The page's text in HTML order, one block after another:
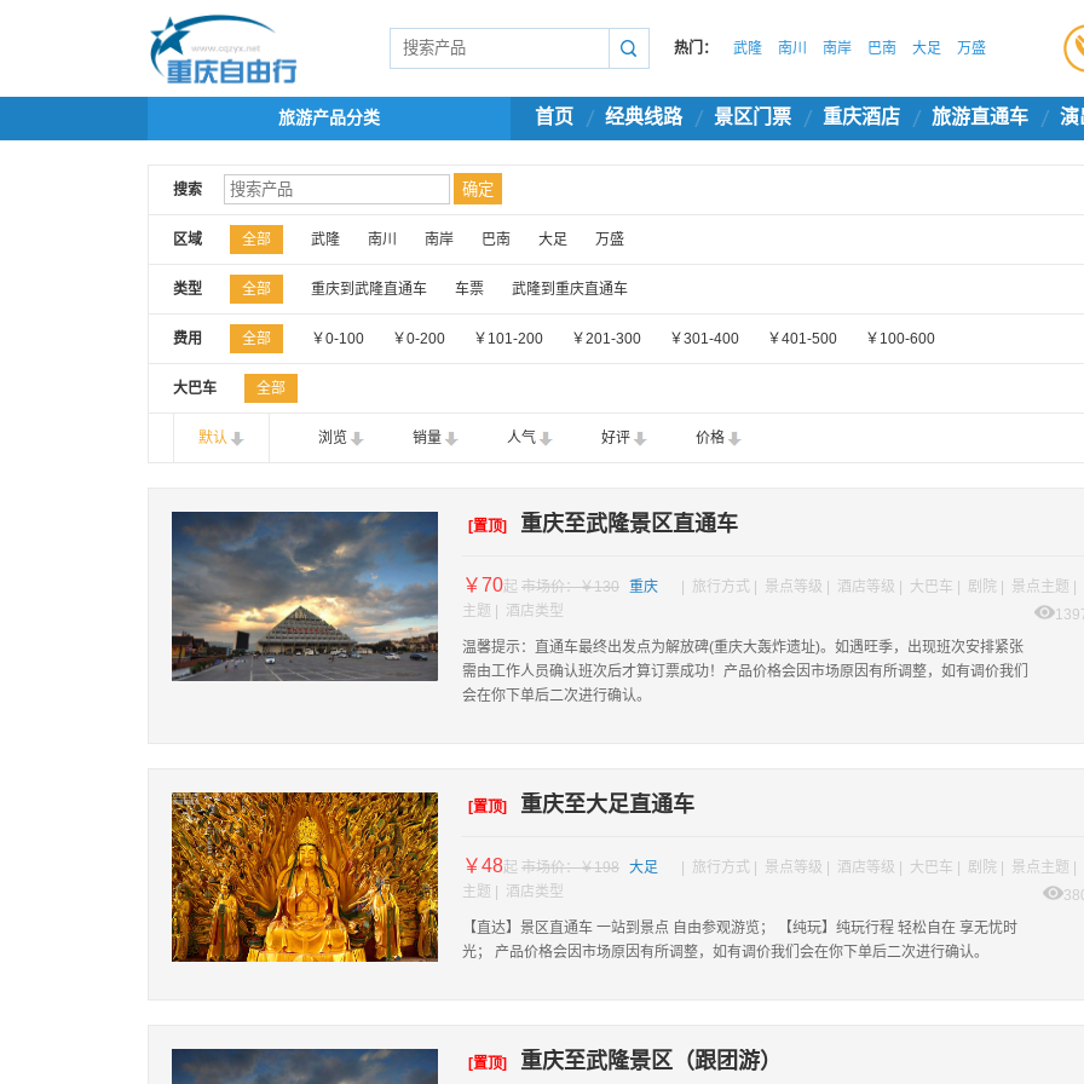
热门： 武隆 南川 南岸 巴南 大足 万盛
旅游产品分类 首页 经典线路 景区门票 重庆酒店 旅游直通车 演
搜索
区域 全部 武隆 南川 南岸 巴南 大足 万盛
类型 全部 重庆到武隆直通车 车票 武隆到重庆直通车
费用 全部 ￥0-100 ￥0-200 ￥101-200 ￥201-300 ￥301-400 ￥401-500 ￥100-600
大巴车 全部
默认 浏览 销量 人气 好评 价格
[置顶] 重庆至武隆景区直通车
￥70起 市场价：￥130 重庆
| 旅行方式 | 景点等级 | 酒店等级 | 大巴车 | 剧院 | 景点主题 |
主题 | 酒店类型
温馨提示：直通车最终出发点为解放碑(重庆大轰炸遗址)。如遇旺季，出现班次安排紧张
需由工作人员确认班次后才算订票成功！产品价格会因市场原因有所调整，如有调价我们
会在你下单后二次进行确认。
[置顶] 重庆至大足直通车
￥48起 市场价：￥198 大足
| 旅行方式 | 景点等级 | 酒店等级 | 大巴车 | 剧院 | 景点主题 |
主题 | 酒店类型
【直达】景区直通车 一站到景点 自由参观游览； 【纯玩】纯玩行程 轻松自在 享无忧时
光； 产品价格会因市场原因有所调整，如有调价我们会在你下单后二次进行确认。
[置顶] 重庆至武隆景区（跟团游）